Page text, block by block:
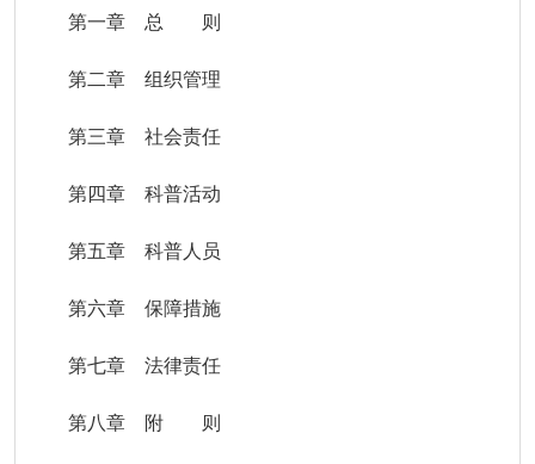
第一章 总 则
第二章 组织管理
第三章 社会责任
第四章 科普活动
第五章 科普人员
第六章 保障措施
第七章 法律责任
第八章 附 则